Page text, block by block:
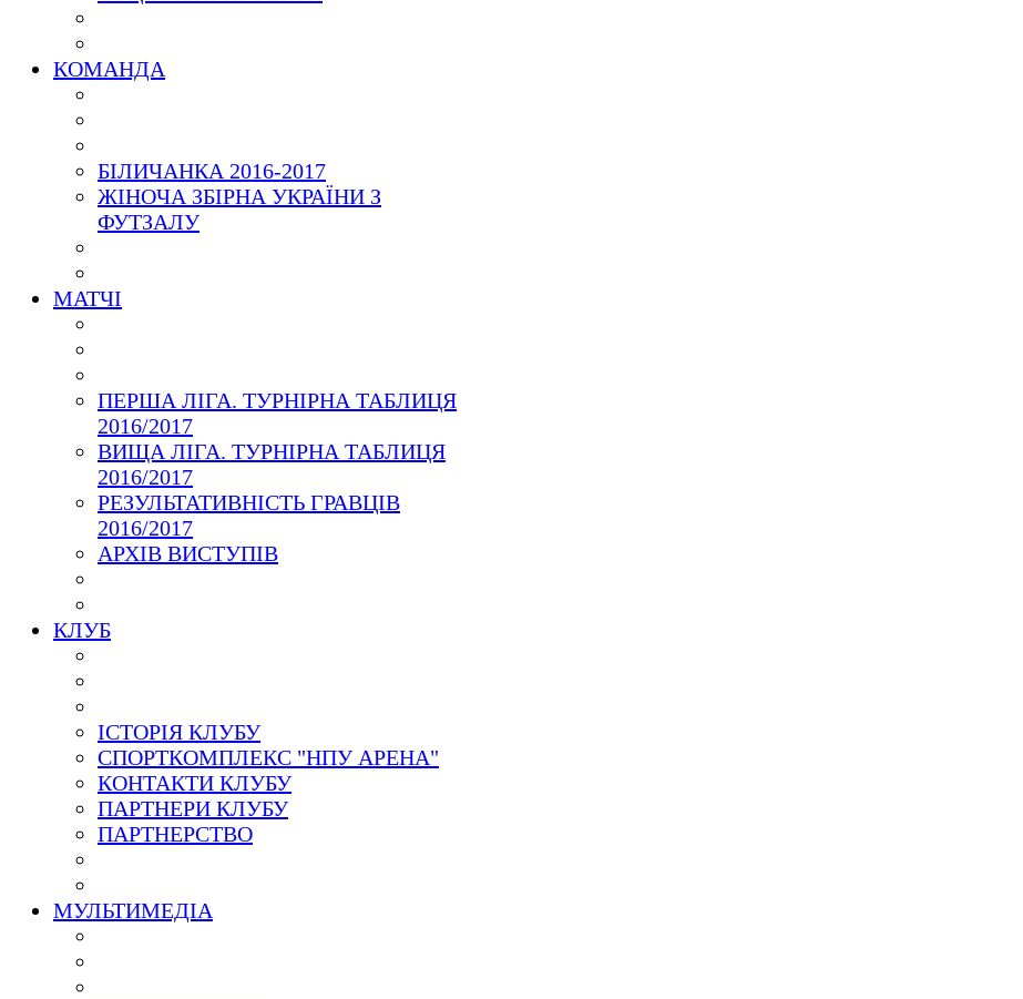
КОМАНДА
БІЛИЧАНКА 2016-2017
ЖІНОЧА ЗБІРНА УКРАЇНИ З
ФУТЗАЛУ
МАТЧІ
ПЕРША ЛІГА. ТУРНІРНА ТАБЛИЦЯ
2016/2017
ВИЩА ЛІГА. ТУРНІРНА ТАБЛИЦЯ
2016/2017
РЕЗУЛЬТАТИВНІСТЬ ГРАВЦІВ
2016/2017
АРХІВ ВИСТУПІВ
КЛУБ
ІСТОРІЯ КЛУБУ
СПОРТКОМПЛЕКС "НПУ АРЕНА"
КОНТАКТИ КЛУБУ
ПАРТНЕРИ КЛУБУ
ПАРТНЕРСТВО
МУЛЬТИМЕДІА